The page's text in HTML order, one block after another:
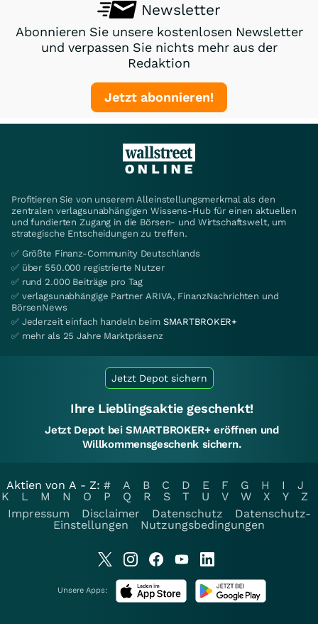
Newsletter
Abonnieren Sie unsere kostenlosen Newsletter
und verpassen Sie nichts mehr aus der
Redaktion
Jetzt abonnieren!
Profitieren Sie von unserem Alleinstellungsmerkmal als den
zentralen verlagsunabhängigen Wissens-Hub für einen aktuellen
und fundierten Zugang in die Börsen- und Wirtschaftswelt, um
strategische Entscheidungen zu treffen.
✅ Größte Finanz-Community Deutschlands
✅ über 550.000 registrierte Nutzer
✅ rund 2.000 Beiträge pro Tag
✅ verlagsunabhängige Partner ARIVA, FinanzNachrichten und
BörsenNews
✅ Jederzeit einfach handeln beim SMARTBROKER+
✅ mehr als 25 Jahre Marktpräsenz
Jetzt Depot sichern
Ihre Lieblingsaktie geschenkt!
Jetzt Depot bei SMARTBROKER+ eröffnen und
Willkommensgeschenk sichern.
Aktien von A - Z: # A B C D E F G H I
J
K
L M N O P Q R S T U V W X Y
Z
Impressum
Disclaimer Datenschutz
Datenschutz-
Einstellungen
Nutzungsbedingungen
Unsere Apps: